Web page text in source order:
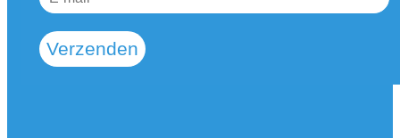
Verzenden